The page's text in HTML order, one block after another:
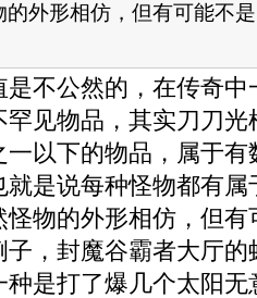
外形相仿，但有可能不
不公然的，在传奇
罕见物品，其实刀刀
以下的物品，属于
是说每种怪物都有
怪物的外形相仿，但
，封魔谷霸者大厅
种是打了爆几个太阳